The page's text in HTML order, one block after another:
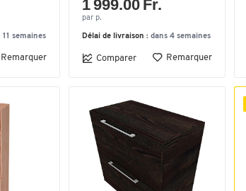
11 semaines
Remarquer
1 999.00 Fr.
par p.
Délai de livraison : dans 4 semaines
Comparer Remarquer